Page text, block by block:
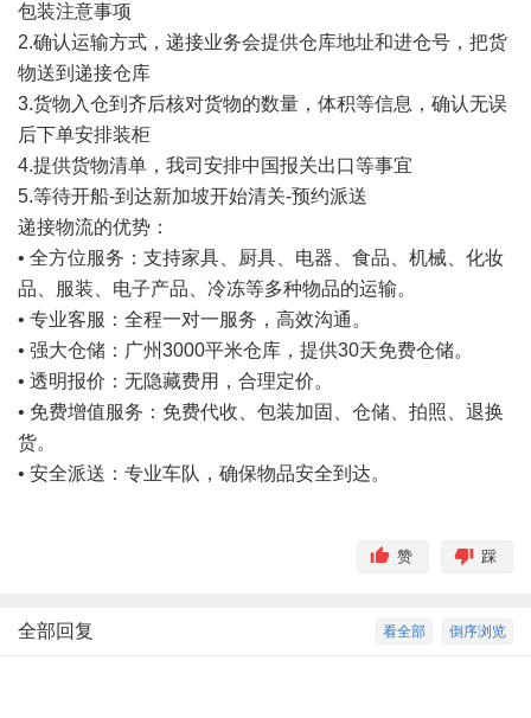
包装注意事项
2.确认运输方式，递接业务会提供仓库地址和进仓号，把货
物送到递接仓库
3.货物入仓到齐后核对货物的数量，体积等信息，确认无误
后下单安排装柜
4.提供货物清单，我司安排中国报关出口等事宜
5.等待开船-到达新加坡开始清关-预约派送
递接物流的优势：
• 全方位服务：支持家具、厨具、电器、食品、机械、化妆
品、服装、电子产品、冷冻等多种物品的运输。
• 专业客服：全程一对一服务，高效沟通。
• 强大仓储：广州3000平米仓库，提供30天免费仓储。
• 透明报价：无隐藏费用，合理定价。
• 免费增值服务：免费代收、包装加固、仓储、拍照、退换
货。
• 安全派送：专业车队，确保物品安全到达。
踩
赞
倒序浏览
看全部
全部回复